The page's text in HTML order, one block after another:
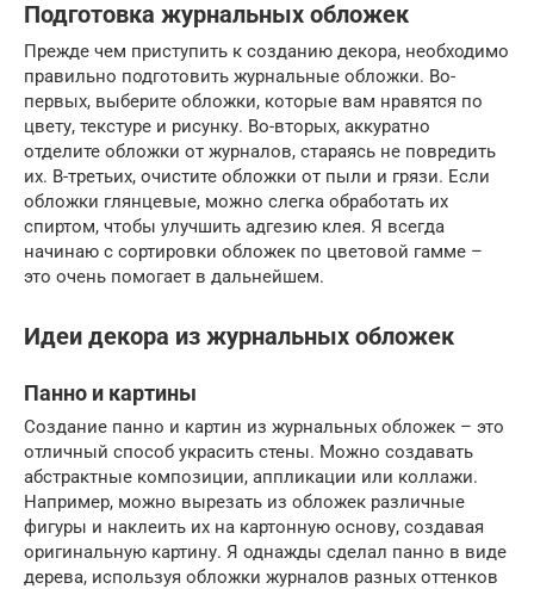
Подготовка журнальных обложек
Прежде чем приступить к созданию декора, необходимо
правильно подготовить журнальные обложки. Во-
первых, выберите обложки, которые вам нравятся по
цвету, текстуре и рисунку. Во-вторых, аккуратно
отделите обложки от журналов, стараясь не повредить
их. В-третьих, очистите обложки от пыли и грязи. Если
обложки глянцевые, можно слегка обработать их
спиртом, чтобы улучшить адгезию клея. Я всегда
начинаю с сортировки обложек по цветовой гамме –
это очень помогает в дальнейшем.
Идеи декора из журнальных обложек
Панно и картины
Создание панно и картин из журнальных обложек – это
отличный способ украсить стены. Можно создавать
абстрактные композиции, аппликации или коллажи.
Например, можно вырезать из обложек различные
фигуры и наклеить их на картонную основу, создавая
оригинальную картину. Я однажды сделал панно в виде
дерева, используя обложки журналов разных оттенков